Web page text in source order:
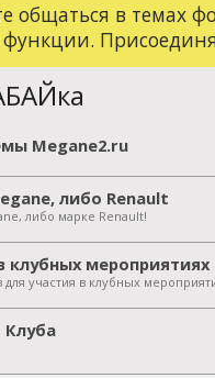
общаться в темах
Megane2.ru
либо Renault
либо марке Renault!
клубных мероприятиях
участия в клубных